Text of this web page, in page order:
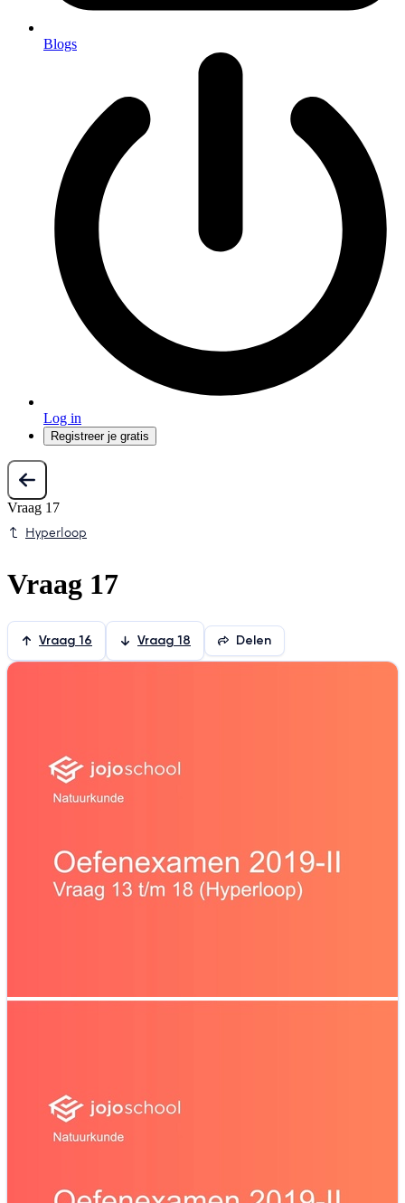
Blogs
Log in
Registreer je gratis
Vraag 17
Hyperloop
Vraag 17
Vraag 16 Vraag 18 Delen